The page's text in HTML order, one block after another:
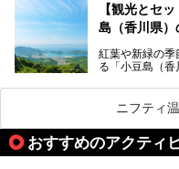
そんな国営讃
つご紹介します
設を紹介します
ぜひ香川県に住
サウナ施設を行
【観光とセ
島（香川県
紅葉や新緑の季
る「小豆島（香
1周すると
たく風景がち
この記事では西
表する３つの大
ニフティ
おすすめのアクティ